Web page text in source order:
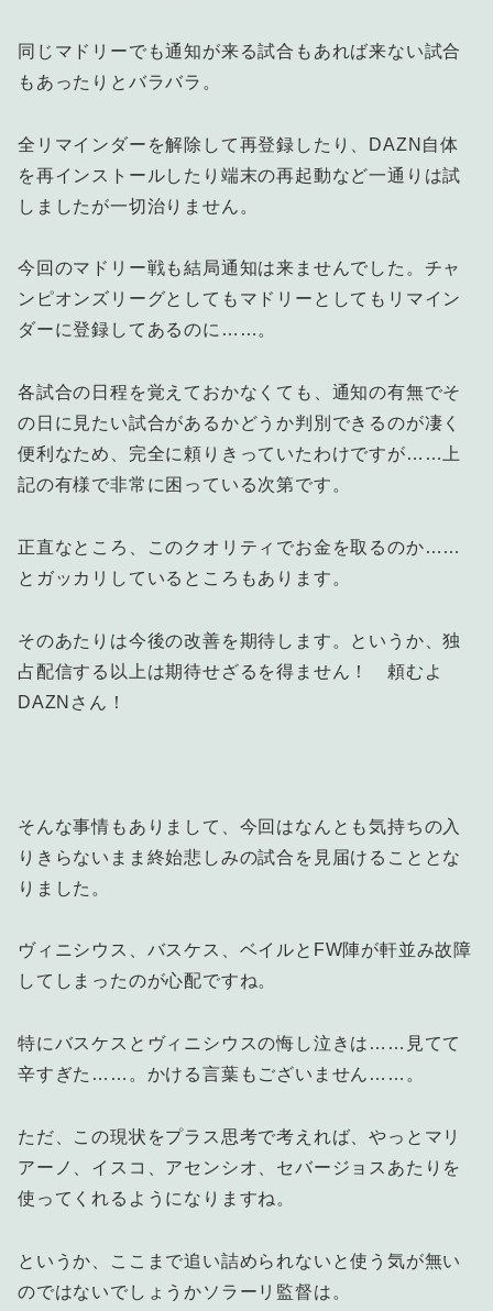
同じマドリーでも通知が来る試合もあれば来ない試合
もあったりとバラバラ。
全リマインダーを解除して再登録したり、DAZN自体
を再インストールしたり端末の再起動など一通りは試
しましたが一切治りません。
今回のマドリー戦も結局通知は来ませんでした。チャ
ンピオンズリーグとしてもマドリーとしてもリマイン
ダーに登録してあるのに……。
各試合の日程を覚えておかなくても、通知の有無でそ
の日に見たい試合があるかどうか判別できるのが凄く
便利なため、完全に頼りきっていたわけですが……上
記の有様で非常に困っている次第です。
正直なところ、このクオリティでお金を取るのか……
とガッカリしているところもあります。
そのあたりは今後の改善を期待します。というか、独
占配信する以上は期待せざるを得ません！ 頼むよ
DAZNさん！
そんな事情もありまして、今回はなんとも気持ちの入
りきらないまま終始悲しみの試合を見届けることとな
りました。
ヴィニシウス、バスケス、ベイルとFW陣が軒並み故障
してしまったのが心配ですね。
特にバスケスとヴィニシウスの悔し泣きは……見てて
辛すぎた……。かける言葉もございません……。
ただ、この現状をプラス思考で考えれば、やっとマリ
アーノ、イスコ、アセンシオ、セバージョスあたりを
使ってくれるようになりますね。
というか、ここまで追い詰められないと使う気が無い
のではないでしょうかソラーリ監督は。